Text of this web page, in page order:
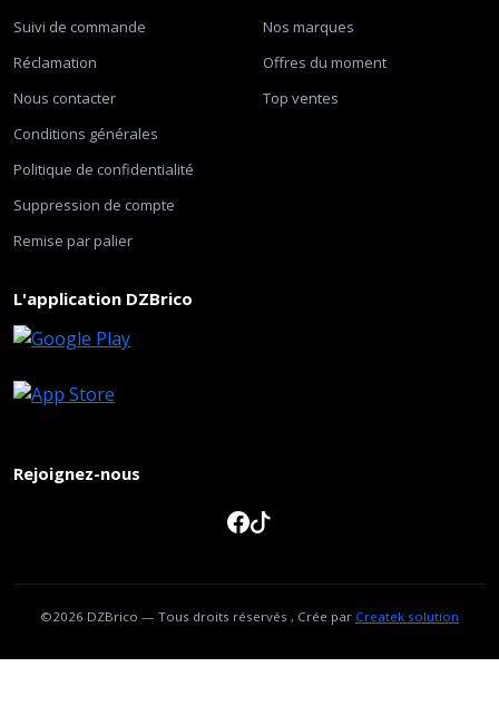
Suivi de commande
Réclamation
Nous contacter
Conditions générales
Politique de confidentialité
Suppression de compte
Remise par palier
Nos marques
Offres du moment
Top ventes
L'application DZBrico
Rejoignez-nous
©2026 DZBrico — Tous droits réservés , Crée par Createk solution